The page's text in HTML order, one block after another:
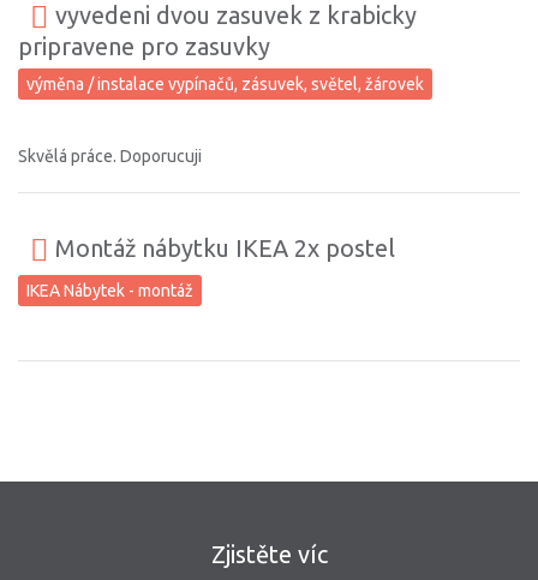
vyvedeni dvou zasuvek z krabicky
pripravene pro zasuvky
výměna / instalace vypínačů, zásuvek, světel, žárovek
Skvělá práce. Doporucuji
Montáž nábytku IKEA 2x postel
IKEA Nábytek - montáž
Zjistěte víc